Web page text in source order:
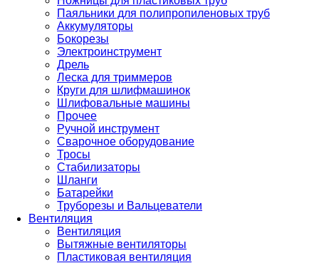
Паяльники для полипропиленовых труб
Аккумуляторы
Бокорезы
Электроинструмент
Дрель
Леска для триммеров
Круги для шлифмашинок
Шлифовальные машины
Прочее
Ручной инструмент
Сварочное оборудование
Тросы
Стабилизаторы
Шланги
Батарейки
Труборезы и Вальцеватели
Вентиляция
Вентиляция
Вытяжные вентиляторы
Пластиковая вентиляция